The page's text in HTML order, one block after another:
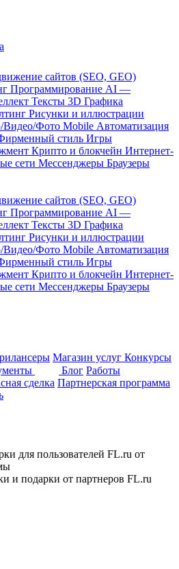
сайтов (SEO, GEO)
Программирование AI —
Тексты 3D Графика
Рисунки и иллюстрации
Видео/Фото Mobile Автоматизация
стиль Игры
Крипто и блокчейн Интернет-
сети Мессенджеры Браузеры
сайтов (SEO, GEO)
Программирование AI —
Тексты 3D Графика
Рисунки и иллюстрации
Видео/Фото Mobile Автоматизация
стиль Игры
Крипто и блокчейн Интернет-
сети Мессенджеры Браузеры
Магазин услуг Конкурсы
Блог Работы
сделка Партнерская программа
для пользователей FL.ru от
и подарки от партнеров FL.ru